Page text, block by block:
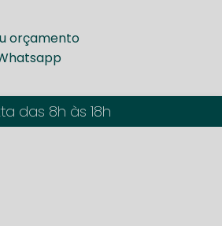
orçamento
das 8h às 18h